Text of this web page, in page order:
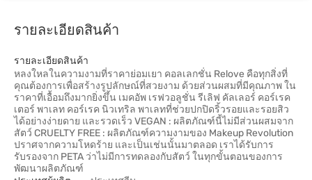
รายละเอียดสินค้า
รายละเอียดสินค้า
หลงใหลในความงามที่ราคาย่อมเยา คอลเลกชั่น Relove คือทุกสิ่งที่
คุณต้องการเพื่อสร้างรูปลักษณ์ที่สวยงาม ด้วยส่วนผสมที่มีคุณภาพ ใน
ราคาที่เอื้อมถึงมากยิ่งขึ้น เมคอัพ เรฟวอลูชั่น รีเลิฟ คัลเลอร์ คอร์เรค
เตอร์ พาเลท คอร์เรค นิวเทริล พาเลทที่ช่วยปกปิดริ้วรอยและรอยสิว
ได้อย่างง่ายดาย และรวดเร็ว VEGAN : ผลิตภัณฑ์นี้ไม่มีส่วนผสมจาก
สัตว์ CRUELTY FREE : ผลิตภัณฑ์ความงามของ Makeup Revolution
ปราศจากความโหดร้าย และเป็นเช่นนั้นมาตลอด เราได้รับการ
รับรองจาก PETA ว่าไม่มีการทดลองกับสัตว์ ในทุกขั้นตอนของการ
พัฒนาผลิตภัณฑ์